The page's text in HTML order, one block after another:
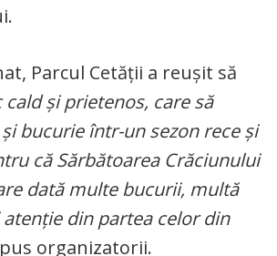
Parcul Cetății a reușit să
cald și prietenos, care să
bucurie într-un sezon rece și
că Sărbătoarea Crăciunului
dată multe bucurii, multă
din partea celor din
organizatorii.